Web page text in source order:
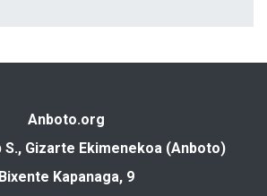
Anboto.org
S., Gizarte Ekimenekoa (Anboto)
Bixente Kapanaga, 9